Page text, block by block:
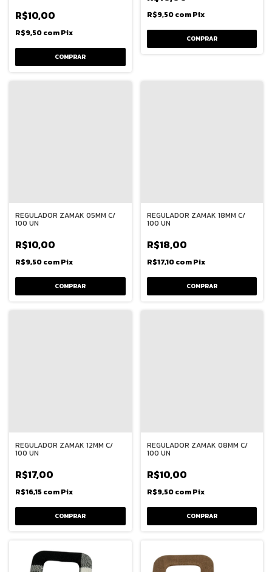
R$10,00
R$9,50comPix
COMPRAR
R$9,50comPix
COMPRAR
REGULADOR ZAMAK 05MM C/
100 UN
R$10,00
R$9,50comPix
COMPRAR
REGULADOR ZAMAK 18MM C/
100 UN
R$18,00
R$17,10comPix
COMPRAR
REGULADOR ZAMAK 12MM C/
100 UN
R$17,00
R$16,15comPix
COMPRAR
REGULADOR ZAMAK 08MM C/
100 UN
R$10,00
R$9,50comPix
COMPRAR